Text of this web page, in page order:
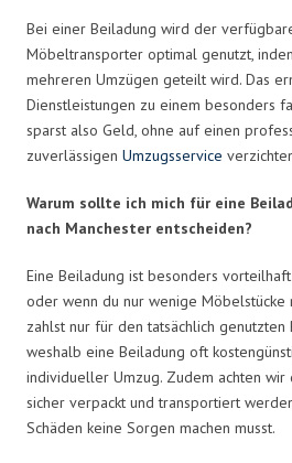
Bei einer Beiladung wird der
Möbeltransporter optimal genutzt,
mehreren Umzügen geteilt wird. Das
Dienstleistungen zu einem besonders
sparst also Geld, ohne auf einen
zuverlässigen Umzugsservice
Warum sollte ich mich für eine
nach Manchester entscheiden?
Eine Beiladung ist besonders
oder wenn du nur wenige Möbelstücke
zahlst nur für den tatsächlich genutzten
weshalb eine Beiladung oft
individueller Umzug. Zudem achten
sicher verpackt und transportiert
Schäden keine Sorgen machen musst.